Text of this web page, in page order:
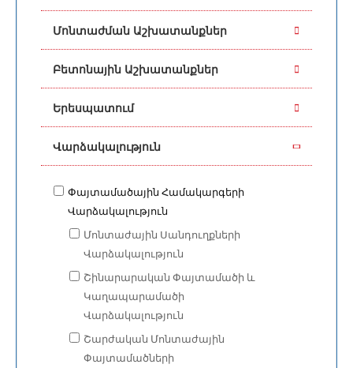
Մոնտաժման Աշխատանքներ
Բետոնային Աշխատանքներ
Երեսպատում
Վարձակալություն
Փայտամածային Համակարգերի
Վարձակալություն
Մոնտաժային Սանդուղքների
Վարձակալություն
Շինարարական Փայտամածի և
Կաղապարամածի
Վարձակալություն
Շարժական Մոնտաժային
Փայտամածների